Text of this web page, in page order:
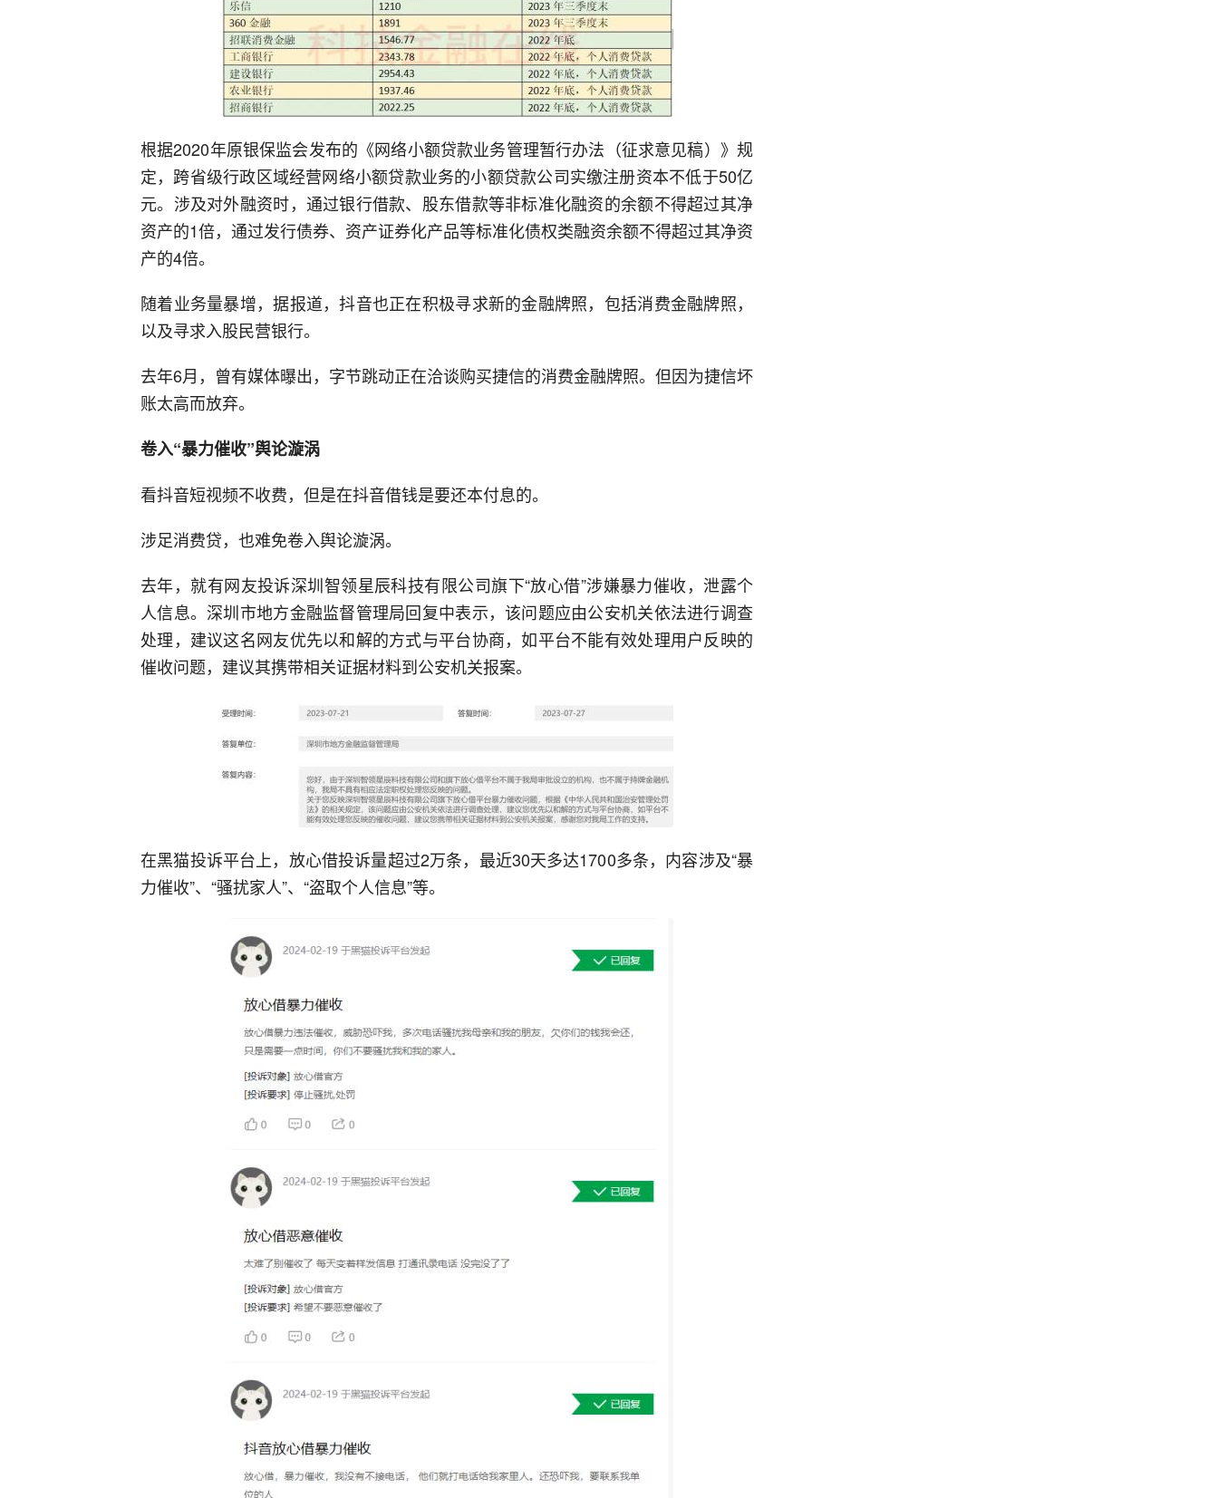
根据2020年原银保监会发布的《网络小额贷款业务管理暂行办法（征求意见稿）》规
定，跨省级行政区域经营网络小额贷款业务的小额贷款公司实缴注册资本不低于50亿
元。涉及对外融资时，通过银行借款、股东借款等非标准化融资的余额不得超过其净
资产的1倍，通过发行债券、资产证券化产品等标准化债权类融资余额不得超过其净资
产的4倍。
随着业务量暴增，据报道，抖音也正在积极寻求新的金融牌照，包括消费金融牌照，
以及寻求入股民营银行。
去年6月，曾有媒体曝出，字节跳动正在洽谈购买捷信的消费金融牌照。但因为捷信坏
账太高而放弃。
卷入“暴力催收”舆论漩涡
看抖音短视频不收费，但是在抖音借钱是要还本付息的。
涉足消费贷，也难免卷入舆论漩涡。
去年，就有网友投诉深圳智领星辰科技有限公司旗下“放心借”涉嫌暴力催收，泄露个
人信息。深圳市地方金融监督管理局回复中表示，该问题应由公安机关依法进行调查
处理，建议这名网友优先以和解的方式与平台协商，如平台不能有效处理用户反映的
催收问题，建议其携带相关证据材料到公安机关报案。
在黑猫投诉平台上，放心借投诉量超过2万条，最近30天多达1700多条，内容涉及“暴
力催收”、“骚扰家人”、“盗取个人信息”等。